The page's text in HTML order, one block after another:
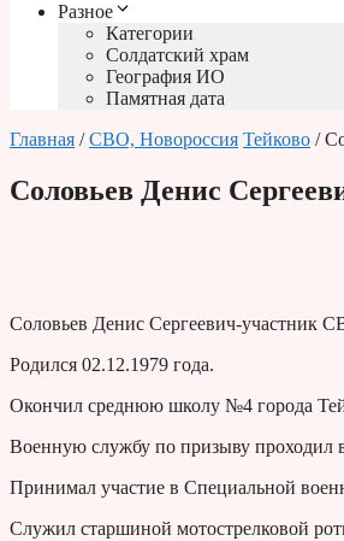
Разное
Категории
Солдатский храм
География ИО
Памятная дата
Главная /СВО, Новороссия Тейково /
Соловьев Денис
Соловьев Денис Сергеевич-участник
Родился 02.12.1979 года.
Окончил среднюю школу №4 города
Военную службу по призыву проходил
Принимал участие в Специальной
Служил старшиной мотострелковой